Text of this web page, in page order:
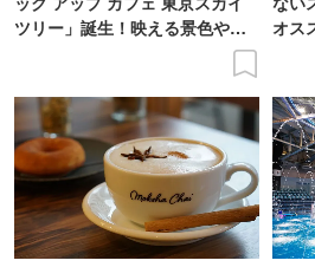
ツリー」誕生！映える景色やメ
オス